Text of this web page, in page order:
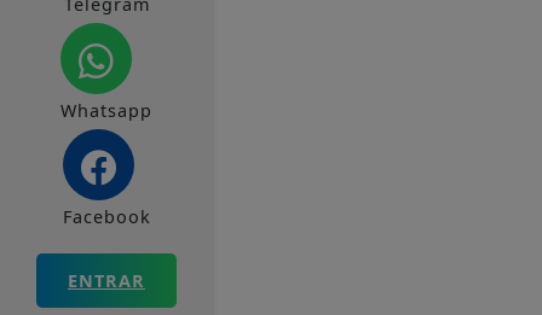
Whatsapp
Facebook
ENTRAR